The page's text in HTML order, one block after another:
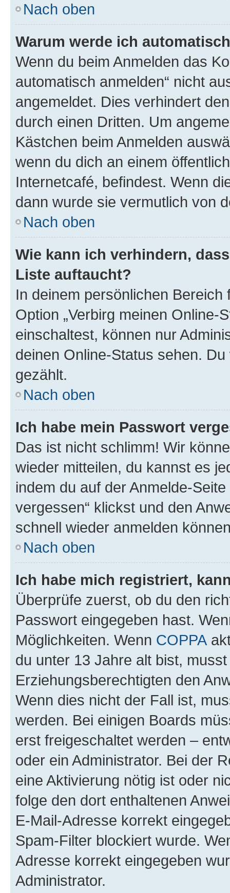
Nach oben
Warum werde ich
Wenn du beim Anmelden das
automatisch anmelden“ nicht
angemeldet. Dies verhindert
durch einen Dritten. Um
Kästchen beim Anmelden
wenn du dich an einem
Internetcafé, befindest. Wenn
dann wurde sie vermutlich von
Nach oben
Wie kann ich verhindern,
Liste auftaucht?
In deinem persönlichen
Option „Verbirg meinen Online-
einschaltest, können nur
deinen Online-Status sehen.
gezählt.
Nach oben
Ich habe mein Passwort
Das ist nicht schlimm! Wir
wieder mitteilen, du kannst es
indem du auf der Anmelde-
vergessen“ klickst und den
schnell wieder anmelden
Nach oben
Ich habe mich registriert,
Überprüfe zuerst, ob du den
Passwort eingegeben hast.
Möglichkeiten. Wenn COPPA
du unter 13 Jahre alt bist,
Erziehungsberechtigten den
Wenn dies nicht der Fall ist,
werden. Bei einigen Boards
erst freigeschaltet werden –
oder ein Administrator. Bei der
eine Aktivierung nötig ist oder
folge den dort enthaltenen
E-Mail-Adresse korrekt
Spam-Filter blockiert wurde.
Adresse korrekt eingegeben
Administrator.